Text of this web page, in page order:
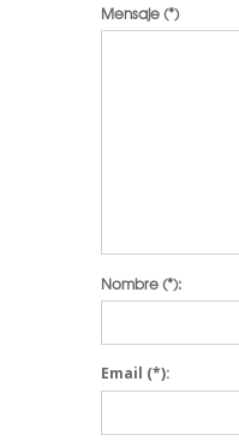
Mensaje(*)
Nombre(*):
Email (*):